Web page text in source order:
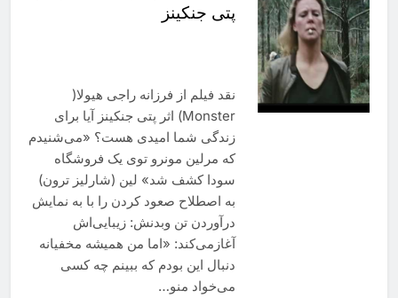
پتی جنکینز
نقد فیلم از فرزانه راجی هیولا(
Monster) اثر پتی جنکینز آیا برای
زندگی شما امیدی هست؟ «می‌شنیدم
که مرلین مونرو توی یک فروشگاه
سودا کشف شد» لین (شارلیز ترون)
به اصطلاح صعود کردن را با به نمایش
درآوردن تن وبدنش: زیبایی‌اش
آغازمی‌کند: «اما من همیشه مخفیانه
دنبال این بودم که ببینم چه کسی
می‌خواد منو…